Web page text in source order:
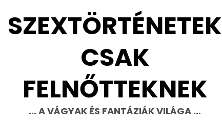
SZEXTÖRTÉNETEK
CSAK
FELNŐTTEKNEK
… A VÁGYAK ÉS FANTÁZIÁK VILÁGA …